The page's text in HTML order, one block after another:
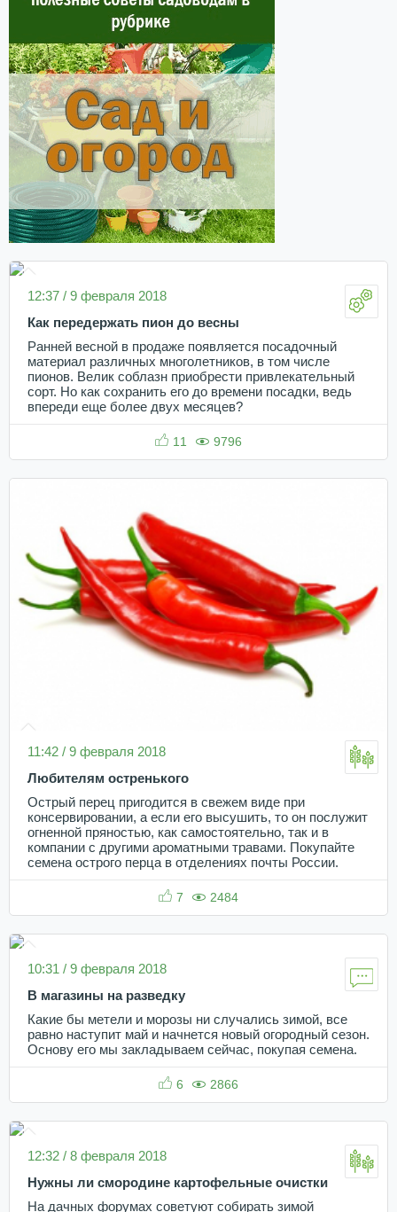
12:37 / 9 февраля 2018
Как передержать пион до весны
Ранней весной в продаже появляется посадочный
материал различных многолетников, в том числе
пионов. Велик соблазн приобрести привлекательный
сорт. Но как сохранить его до времени посадки, ведь
впереди еще более двух месяцев?
11 9796
11:42 / 9 февраля 2018
Любителям остренького
Острый перец пригодится в свежем виде при
консервировании, а если его высушить, то он послужит
огненной пряностью, как самостоятельно, так и в
компании с другими ароматными травами. Покупайте
семена острого перца в отделениях почты России.
7 2484
10:31 / 9 февраля 2018
В магазины на разведку
Какие бы метели и морозы ни случались зимой, все
равно наступит май и начнется новый огородный сезон.
Основу его мы закладываем сейчас, покупая семена.
6 2866
12:32 / 8 февраля 2018
Нужны ли смородине картофельные очистки
На дачных форумах советуют собирать зимой